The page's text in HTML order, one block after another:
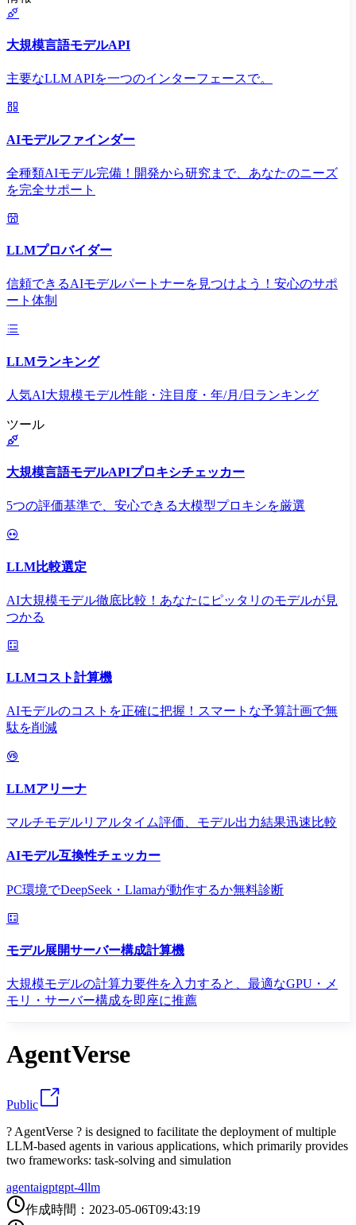
大規模言語モデルAPI
主要なLLM APIを一つのインターフェースで。
AIモデルファインダー
全種類AIモデル完備！開発から研究まで、あなたのニーズ
を完全サポート
LLMプロバイダー
信頼できるAIモデルパートナーを見つけよう！安心のサポ
ート体制
LLMランキング
人気AI大規模モデル性能・注目度・年/月/日ランキング
ツール
大規模言語モデルAPIプロキシチェッカー
5つの評価基準で、安心できる大模型プロキシを厳選
LLM比較選定
AI大規模モデル徹底比較！あなたにピッタリのモデルが見
つかる
LLMコスト計算機
AIモデルのコストを正確に把握！スマートな予算計画で無
駄を削減
LLMアリーナ
マルチモデルリアルタイム評価、モデル出力結果迅速比較
AIモデル互換性チェッカー
PC環境でDeepSeek・Llamaが動作するか無料診断
モデル展開サーバー構成計算機
大規模モデルの計算力要件を入力すると、最適なGPU・メ
モリ・サーバー構成を即座に推薦
AgentVerse
Public
? AgentVerse ? is designed to facilitate the deployment of multiple
LLM-based agents in various applications, which primarily provides
two frameworks: task-solving and simulation
agentaigptgpt-4llm
作成時間 ： 2023-05-06T09:43:19